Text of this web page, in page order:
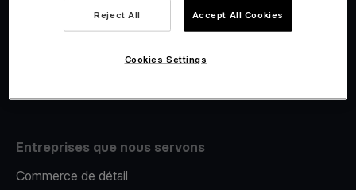
E-Reporting
Entreprises que nous servons
Commerce de détail
Reject All Accept All Cookies
Cookies Settings